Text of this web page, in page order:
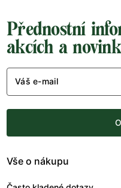
Přednostní
akcích a
Váš e-mail
Vše o nákupu